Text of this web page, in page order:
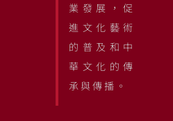
業發展，促
進文化藝術
的普及和中
華文化的傳
承與傳播。